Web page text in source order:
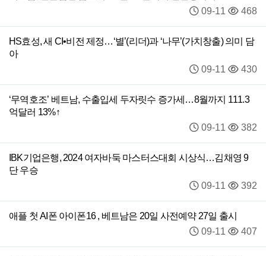
09-11
468
HS효성, 새 CI•비전 제정…‘별’(리더)과 ‘나무’(가치창출) 의미 담
아
09-11
430
‘무역호조’ 베트남, 수출입세 두자릿수 증가세…8월까지 111.3
억달러 13%↑
09-11
382
IBK기업은행, 2024 여자바둑 마스터스대회 시상식…김채영 9
단 우승
09-11
392
애플 첫 AI폰 아이폰16 , 베트남은 20일 사전예약 27일 출시
09-11
407